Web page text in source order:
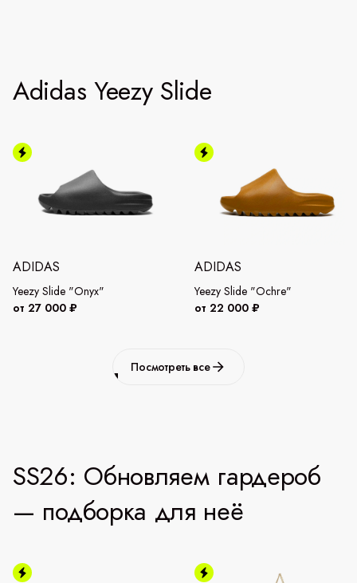
Adidas Yeezy Slide
ADIDAS
Yeezy Slide "Onyx"
от 27 000 ₽
ADIDAS
Yeezy Slide "Ochre"
от 22 000 ₽
Посмотреть все
SS26: Обновляем гардероб
— подборка для неё